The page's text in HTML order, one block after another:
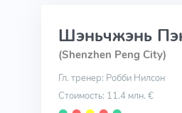
Шэньчжэнь
(Shenzhen Peng City)
Гл. тренер: Робби Нилсон
Стоимость: 11.4 млн. €